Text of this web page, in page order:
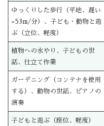
ゆっくりした歩行（平地、遅い
=53m/分）、子ども・動物と遊
ぶ（立位、軽度）
植物への水やり、子どもの世
話、仕立て作業
ガーデニング（コンテナを使用
する）、動物の世話、ピアノの
演奏
子どもと遊ぶ（座位、軽度）